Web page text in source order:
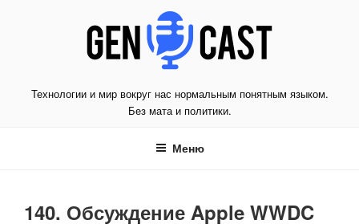
Технологии и мир вокруг нас нормальным понятным языком.
Без мата и политики.
Меню
140. Обсуждение Apple WWDC